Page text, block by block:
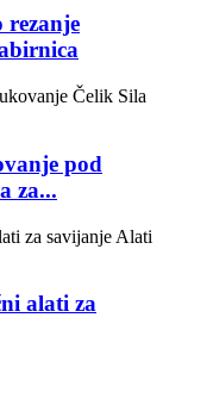
rezanje
pod
za...
alati za